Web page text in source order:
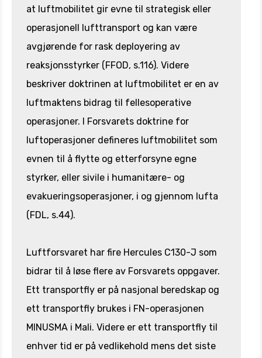
at luftmobilitet gir evne til strategisk eller
operasjonell lufttransport og kan være
avgjørende for rask deployering av
reaksjonsstyrker (FFOD, s.116). Videre
beskriver doktrinen at luftmobilitet er en av
luftmaktens bidrag til fellesoperative
operasjoner. I Forsvarets doktrine for
luftoperasjoner defineres luftmobilitet som
evnen til å flytte og etterforsyne egne
styrker, eller sivile i humanitære- og
evakueringsoperasjoner, i og gjennom lufta
(FDL, s.44).
Luftforsvaret har fire Hercules C130-J som
bidrar til å løse flere av Forsvarets oppgaver.
Ett transportfly er på nasjonal beredskap og
ett transportfly brukes i FN-operasjonen
MINUSMA i Mali. Videre er ett transportfly til
enhver tid er på vedlikehold mens det siste